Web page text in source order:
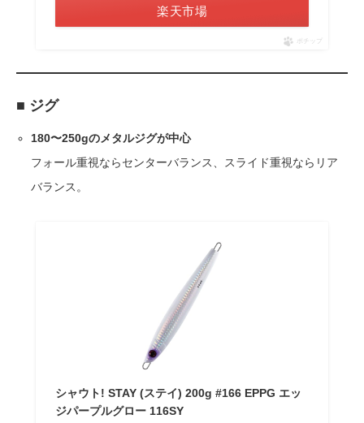
楽天市場
ポチップ
■ ジグ
180〜250gのメタルジグが中心
フォール重視ならセンターバランス、スライド重視ならリア
バランス。
シャウト! STAY (ステイ) 200g #166 EPPG エッ
ジパープルグロー 116SY